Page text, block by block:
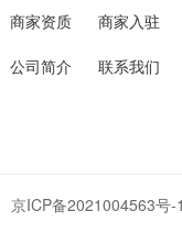
商家资质 商家入驻
公司简介 联系我们
京ICP备2021004563号-